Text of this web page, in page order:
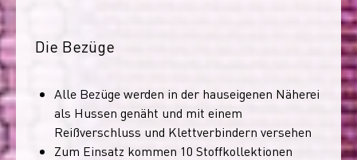
Die Bezüge
Alle Bezüge werden in der hauseigenen Näherei
als Hussen genäht und mit einem
Reißverschluss und Klettverbindern versehen
Zum Einsatz kommen 10 Stoffkollektionen